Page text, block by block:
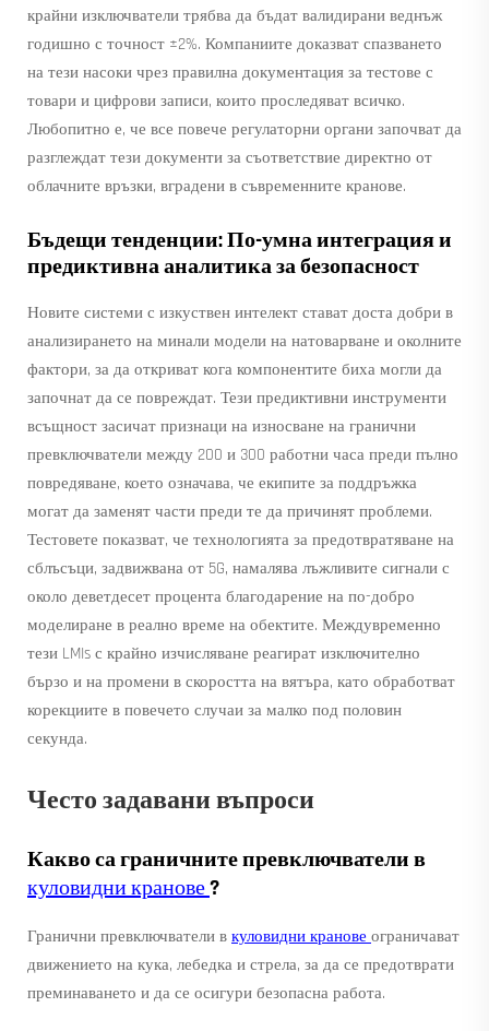
крайни изключватели трябва да бъдат валидирани веднъж
годишно с точност ±2%. Компаниите доказват спазването
на тези насоки чрез правилна документация за тестове с
товари и цифрови записи, които проследяват всичко.
Любопитно е, че все повече регулаторни органи започват да
разглеждат тези документи за съответствие директно от
облачните връзки, вградени в съвременните кранове.
Бъдещи тенденции: По-умна интеграция и
предиктивна аналитика за безопасност
Новите системи с изкуствен интелект стават доста добри в
анализирането на минали модели на натоварване и околните
фактори, за да откриват кога компонентите биха могли да
започнат да се повреждат. Тези предиктивни инструменти
всъщност засичат признаци на износване на гранични
превключватели между 200 и 300 работни часа преди пълно
повредяване, което означава, че екипите за поддръжка
могат да заменят части преди те да причинят проблеми.
Тестовете показват, че технологията за предотвратяване на
сблъсъци, задвижвана от 5G, намалява лъжливите сигнали с
около деветдесет процента благодарение на по-добро
моделиране в реално време на обектите. Междувременно
тези LMIs с крайно изчисляване реагират изключително
бързо и на промени в скоростта на вятъра, като обработват
корекциите в повечето случаи за малко под половин
секунда.
Често задавани въпроси
Какво са граничните превключватели в
куловидни кранове?
Гранични превключватели в куловидни кранове ограничават
движението на кука, лебедка и стрела, за да се предотврати
преминаването и да се осигури безопасна работа.